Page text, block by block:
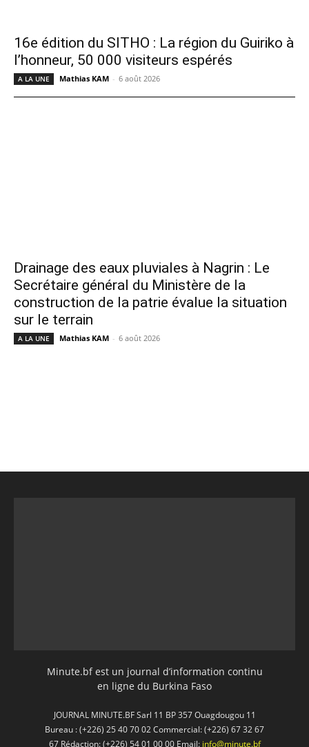
16e édition du SITHO : La région du Guiriko à
l’honneur, 50 000 visiteurs espérés
A LA UNE Mathias KAM - 6 août 2026
Drainage des eaux pluviales à Nagrin : Le
Secrétaire général du Ministère de la
construction de la patrie évalue la situation
sur le terrain
A LA UNE Mathias KAM - 6 août 2026
Minute.bf est un journal d’information continu
en ligne du Burkina Faso
JOURNAL MINUTE.BF Sarl 11 BP 357 Ouagdougou 11
Bureau : (+226) 25 40 70 02 Commercial: (+226) 67 32 67
67 Rédaction: (+226) 54 01 00 00 Email: info@minute.bf